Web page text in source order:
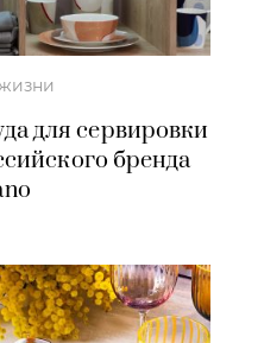
для сервировки
бренда